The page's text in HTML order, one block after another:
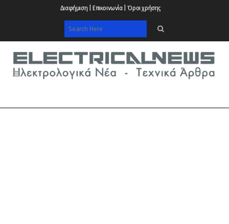
Διαφήμιση | Επικοινωνία | Όροι χρήσης